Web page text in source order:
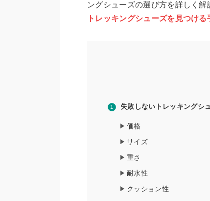
ングシューズの選び方を詳しく解
トレッキングシューズを見つけ
失敗しないトレッキングシ
価格
サイズ
重さ
耐水性
クッション性